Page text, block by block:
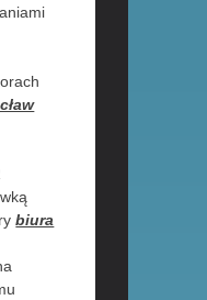
biura